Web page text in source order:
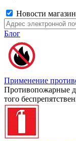
Новости
Блог
Применение
Противопожарные
того